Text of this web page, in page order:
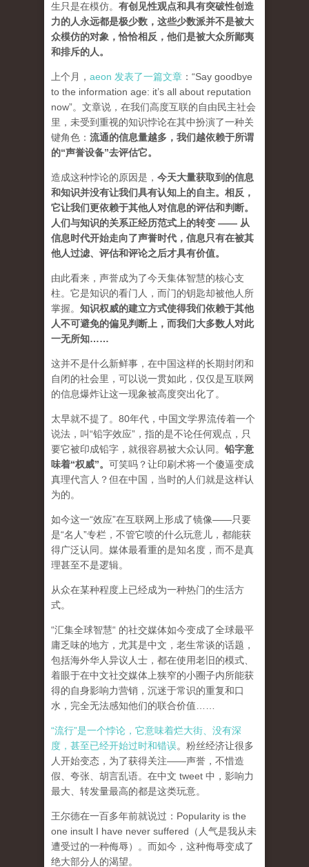
生只是在模仿。 有创见性观点和具有突破性创造
力的人永远都是极少数，这些少数派并不是被大
众模仿的对象，恰恰相反，他们是被大众所鄙夷
和排斥的人。
上个月， aeon 发表了一篇文章 ：“Say goodbye
to the information age: it’s all about reputation
now”。文章说，在我们高度互联的自由民主社会
里，未受到重视的知识悖论在其中扮演了一种关
键角色： 流通的信息量越多，我们越依赖于所谓
的“声誉设备”去评估它。
造成这种悖论的原因是， 今天大量获取到的信息
和知识并没有让我们具有认知上的自主。相反，
它让我们更依赖于其他人对信息的评估和判断。
人们与知识的关系正经历范式上的转变 —— 从
信息时代开始走向了声誉时代，信息只有在被其
他人过滤、评估和评论之后才具有价值。
由此看来，声誉成为了今天集体智慧的核心支
柱。它是知识的看门人，而门的钥匙却被他人所
掌握。 知识权威的建立方式使得我们依赖于其他
人不可避免的偏见判断上，而我们大多数人对此
一无所知……
这并不是什么新鲜事，在中国这样的长期封闭和
自闭的社会里，可以说一贯如此，仅仅是互联网
的信息爆炸让这一现象被高度突出化了。
太早就不提了。80年代，中国文学界流传着一个
说法，叫“铅字效应”，指的是不论任何观点，只
要它被印成铅字，就很容易被大众认同。 铅字意
味着“权威”。 可笑吗？让印刷术将一个傻逼变成
真理代言人？但在中国，当时的人们就是这样认
为的。
如今这一“效应”在互联网上形成了镜像——只要
是“名人”专栏，不管它喷的什么玩意儿，都能获
得广泛认同。媒体最看重的是知名度，而不是真
理甚至不是逻辑。
从众在某种程度上已经成为一种热门的生活方
式。
“汇集全球智慧“ 的社交媒体如今变成了全球最平
庸乏味的地方，尤其是中文，老生常谈的话题，
包括海外华人异议人士，都在使用老旧的模式、
着眼于在中文社交媒体上狭窄的小圈子内所能获
得的自身影响力营销，沉迷于常识的重复和口
水，完全无法感知他们的联合价值……
“流行”是一个悖论，它意味着烂大街、没有深
度，甚至已经开始过时和错误。粉丝经济让很多
人开始变态，为了获得关注——声誉，不惜造
假、夸张、胡言乱语。在中文 tweet 中，影响力
最大、转发量最高的都是这类玩意。
王尔德在一百多年前就说过：Popularity is the
one insult I have never suffered（人气是我从未
遭受过的一种侮辱）。而如今，这种侮辱变成了
绝大部分人的渴望。